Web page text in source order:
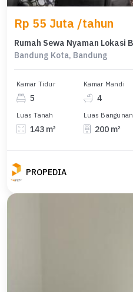
Rp 55 Juta /tahun
Bandung Kota, Bandung
Kamar Tidur
5
Kamar Mandi
4
Luas Tanah
143 m²
Luas Bangunan
200 m²
PROPEDIA